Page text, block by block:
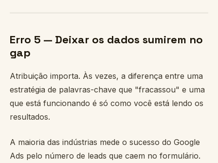
Erro 5 — Deixar os dados sumirem no
gap
Atribuição importa. Às vezes, a diferença entre uma
estratégia de palavras-chave que "fracassou" e uma
que está funcionando é só como você está lendo os
resultados.
A maioria das indústrias mede o sucesso do Google
Ads pelo número de leads que caem no formulário.